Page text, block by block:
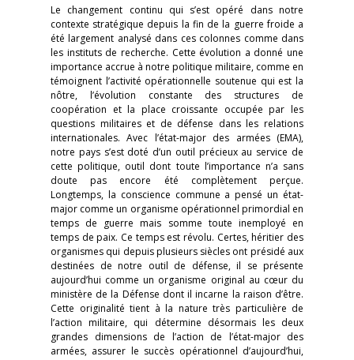
Le changement continu qui s’est opéré dans notre
contexte stratégique depuis la fin de la guerre froide a
été largement analysé dans ces colonnes comme dans
les instituts de recherche. Cette évolution a donné une
importance accrue à notre politique militaire, comme en
témoignent l’activité opérationnelle soutenue qui est la
nôtre, l’évolution constante des structures de
coopération et la place croissante occupée par les
questions militaires et de défense dans les relations
internationales. Avec l’état-major des armées (EMA),
notre pays s’est doté d’un outil précieux au service de
cette politique, outil dont toute l’importance n’a sans
doute pas encore été complètement perçue.
Longtemps, la conscience commune a pensé un état-
major comme un organisme opérationnel primordial en
temps de guerre mais somme toute inemployé en
temps de paix. Ce temps est révolu. Certes, héritier des
organismes qui depuis plusieurs siècles ont présidé aux
destinées de notre outil de défense, il se présente
aujourd’hui comme un organisme original au cœur du
ministère de la Défense dont il incarne la raison d’être.
Cette originalité tient à la nature très particulière de
l’action militaire, qui détermine désormais les deux
grandes dimensions de l’action de l’état-major des
armées, assurer le succès opérationnel d’aujourd’hui,